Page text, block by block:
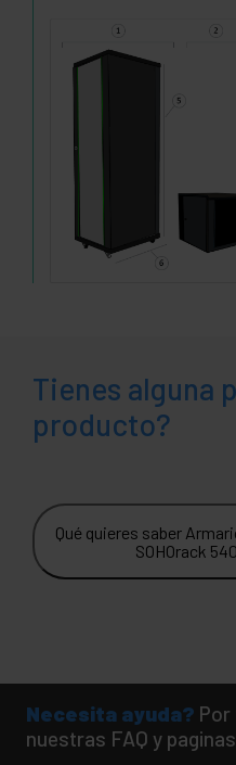
Tienes alguna
producto?
Qué quieres saber
SOHOrack
Necesita ayuda? Por
nuestras FAQ y